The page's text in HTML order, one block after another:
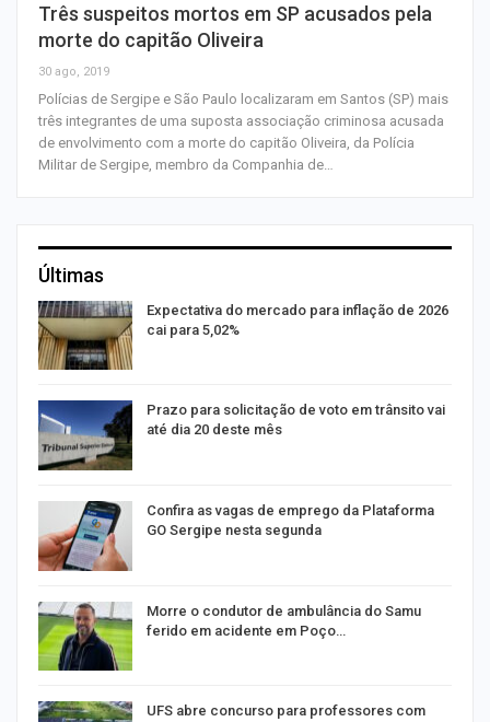
Três suspeitos mortos em SP acusados pela
morte do capitão Oliveira
30 ago, 2019
Polícias de Sergipe e São Paulo localizaram em Santos (SP) mais
três integrantes de uma suposta associação criminosa acusada
de envolvimento com a morte do capitão Oliveira, da Polícia
Militar de Sergipe, membro da Companhia de…
Últimas
Expectativa do mercado para inflação de 2026
cai para 5,02%
Prazo para solicitação de voto em trânsito vai
até dia 20 deste mês
Confira as vagas de emprego da Plataforma
GO Sergipe nesta segunda
Morre o condutor de ambulância do Samu
ferido em acidente em Poço…
UFS abre concurso para professores com